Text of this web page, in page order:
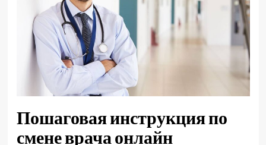
Пошаговая инструкция по
смене врача онлайн